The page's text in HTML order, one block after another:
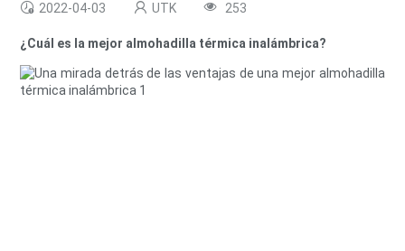
2022-04-03 UTK 253
¿Cuál es la mejor almohadilla térmica inalámbrica?